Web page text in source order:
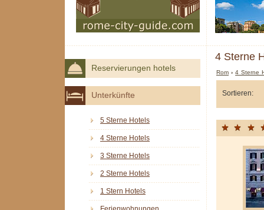
4 Sterne
Rom ›4 Sterne
Sortieren:
Reservierungen hotels
Unterkünfte
5 Sterne Hotels
4 Sterne Hotels
3 Sterne Hotels
2 Sterne Hotels
1 Stern Hotels